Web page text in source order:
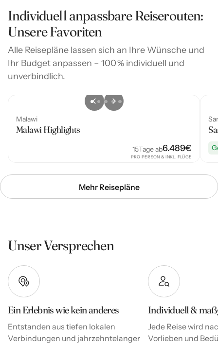
geeignet. Sprechen Sie uns gerne an, für eine
individuelle Planung!
Individuell anpassbare Reiserouten:
Unsere Favoriten
Alle Reisepläne lassen sich an Ihre Wünsche und
Ihr Budget anpassen – 100 % individuell und
unverbindlich.
Malawi
Malawi Highlights
15Tage ab6.489€
PRO PERSON & INKL. FLÜGE
Mehr Reisepläne
Unser Versprechen
Ein Erlebnis wie kein anderes
Entstanden aus tiefen lokalen
Verbindungen und jahrzehntelanger
Individuell &
Jede Reise wird
Vorlieben und